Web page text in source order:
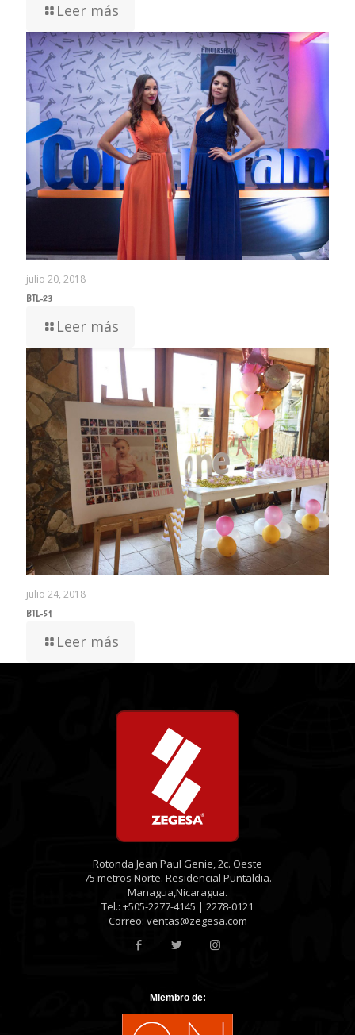
Leer más
julio 20, 2018
BTL-23
Leer más
julio 24, 2018
BTL-51
Leer más
Rotonda Jean Paul Genie, 2c. Oeste
75 metros Norte. Residencial Puntaldia.
Managua,Nicaragua.
Tel.: +505-2277-4145 | 2278-0121
Correo: ventas@zegesa.com
Miembro de: